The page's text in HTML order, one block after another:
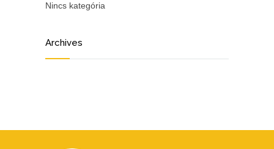
Nincs kategória
Archives